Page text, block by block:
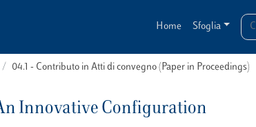
Home Sfoglia
04.1 - Contributo in Atti di convegno (Paper in Proceedings)
Innovative Configuration